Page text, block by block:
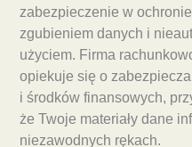
zabezpieczenie w
zgubieniem danych i
użyciem. Firma
opiekuje się o
i środków finansowych,
że Twoje materiały dane
niezawodnych rękach.